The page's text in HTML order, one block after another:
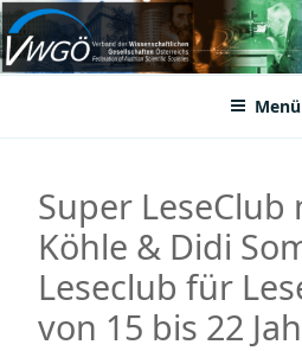
Zum
Inhalt
springenVWGÖ
Federation of Austrian Scientific
Menü
Super LeseClub
Köhle & Didi
Leseclub für
von 15 bis 22